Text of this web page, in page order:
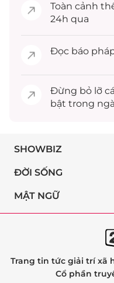
Toàn cảnh
24h qua
Đọc báo
Đừng bỏ lỡ
bật trong
SHOWBIZ
ĐỜI SỐNG
MẬT NGỮ
Trang tin tức giải trí xã
Cổ phần